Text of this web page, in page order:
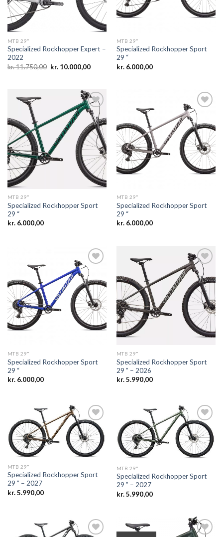
MTB 29"
Specialized Rockhopper Expert –
2022
kr.11.750,00 Den
oprindelige
kr. 11.750,00.
kr.10.000,00Den
kr. 10.000,00.
MTB 29"
Specialized Rockhopper Sport
29 “
kr.6.000,00
Add to
wishlist
MTB 29"
Specialized Rockhopper Sport
29 “
kr.6.000,00
Add to
wishlist
MTB 29"
Specialized Rockhopper Sport
29 “
kr.6.000,00
Add to
wishlist
MTB 29"
Specialized Rockhopper Sport
29 “
kr.6.000,00
Add to
wishlist
MTB 29"
Specialized Rockhopper Sport
29 ” – 2026
kr.5.990,00
Add to
wishlist
MTB 29"
Specialized Rockhopper Sport
29 ” – 2027
kr.5.990,00
Add to
wishlist
MTB 29"
Specialized Rockhopper Sport
29 ” – 2027
kr.5.990,00